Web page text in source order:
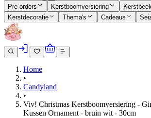
Pre-orders Kerstboomversiering
Kerstdecoratie
Thema's Cadeaus
Home
•
Candyland
•
Viv! Christmas Kerstboomversiering -
Kussen Ornament - bruin wit - 30cm